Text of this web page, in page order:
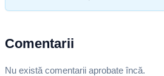
Comentarii
Nu există comentarii aprobate încă.